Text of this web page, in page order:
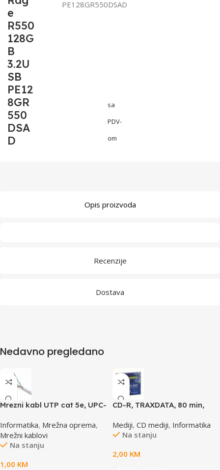
e
R550
128G
B
3.2U
SB
PE12
8GR
550
DSA
D
PE128GR550DSAD
sa
PDV-
om
Opis proizvoda
Recenzije
Dostava
Nedavno pregledano
Mrezni kabl UTP cat 5e, UPC-
Informatika, Mrežna oprema,
Mrežni kablovi
Na stanju
1,00 KM
CD-R, TRAXDATA, 80 min,
Mediji, CD mediji, Informatika
Na stanju
2,00 KM